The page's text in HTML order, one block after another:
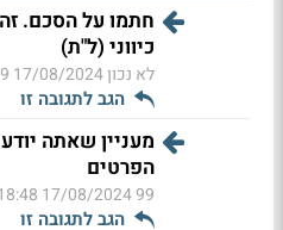
חתמו על הסכם.
כיווני (ל"ת)
לא נכון17/08/2024 20:29
הגב לתגובה זו
מעניין שאתה
הפרטים
99
17/08/2024 18:48
הגב לתגובה זו